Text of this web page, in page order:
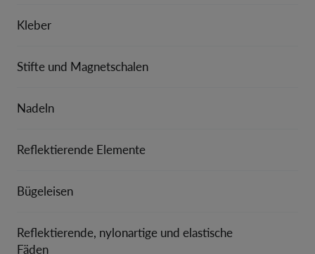
Kleber
Stifte und Magnetschalen
Nadeln
Reflektierende Elemente
Bügeleisen
Reflektierende, nylonartige und elastische
Fäden